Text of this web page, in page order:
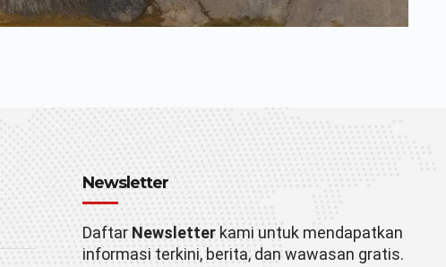
Newsletter
Daftar Newsletter kami untuk mendapatkan
informasi terkini, berita, dan wawasan gratis.